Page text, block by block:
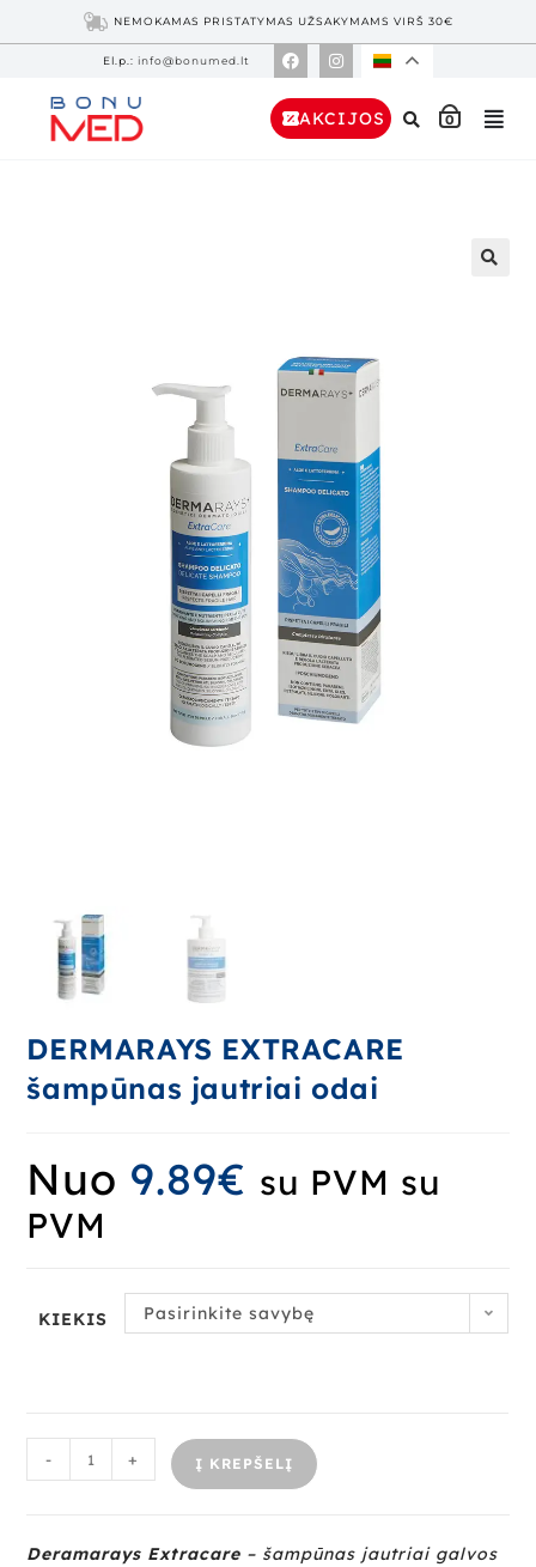
NEMOKAMAS PRISTATYMAS UŽSAKYMAMS VIRŠ 30€
El.p.: info@bonumed.lt
AKCIJOS 0
DERMARAYS EXTRACARE
šampūnas jautriai odai
Nuo 9.89€ su PVM su
PVM
KIEKIS Pasirinkite savybę
- + Į KREPŠELĮ
Deramarays Extracare – šampūnas jautriai galvos